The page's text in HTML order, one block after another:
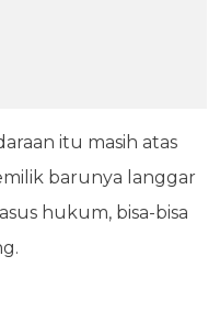
itu masih atas
barunya langgar
hukum, bisa-bisa